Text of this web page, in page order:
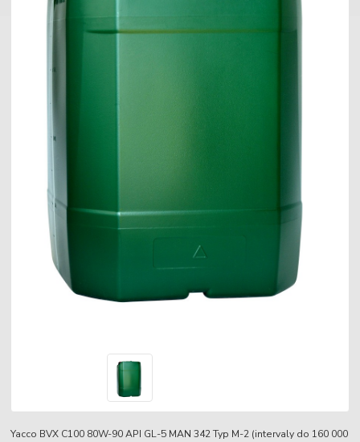
Yacco BVX C100 80W-90 API GL-5 MAN 342 Typ M-2 (intervaly do 160 000